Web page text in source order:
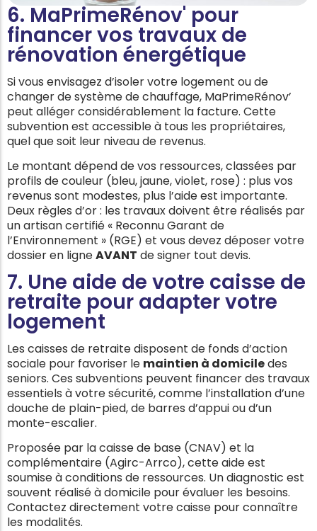
6. MaPrimeRénov' pour
financer vos travaux de
rénovation énergétique
Si vous envisagez d’isoler votre logement ou de
changer de système de chauffage, MaPrimeRénov’
peut alléger considérablement la facture. Cette
subvention est accessible à tous les propriétaires,
quel que soit leur niveau de revenus.
Le montant dépend de vos ressources, classées par
profils de couleur (bleu, jaune, violet, rose) : plus vos
revenus sont modestes, plus l’aide est importante.
Deux règles d’or : les travaux doivent être réalisés par
un artisan certifié « Reconnu Garant de
l’Environnement » (RGE) et vous devez déposer votre
dossier en ligneAVANT de signer tout devis.
7. Une aide de votre caisse de
retraite pour adapter votre
logement
Les caisses de retraite disposent de fonds d’action
sociale pour favoriser le maintien à domiciledes
seniors. Ces subventions peuvent financer des travaux
essentiels à votre sécurité, comme l’installation d’une
douche de plain-pied, de barres d’appui ou d’un
monte-escalier.
Proposée par la caisse de base (CNAV) et la
complémentaire (Agirc-Arrco), cette aide est
soumise à conditions de ressources. Un diagnostic est
souvent réalisé à domicile pour évaluer les besoins.
Contactez directement votre caisse pour connaître
les modalités.